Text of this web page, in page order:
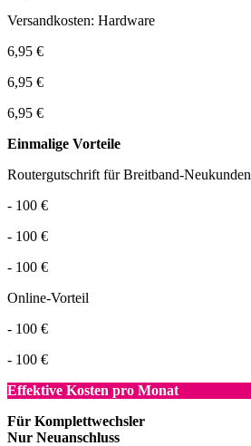
Versandkosten: Hardware
6,95 €
6,95 €
6,95 €
Einmalige Vorteile
Routergutschrift für Breitband-Neukunden
- 100 €
- 100 €
- 100 €
Online-Vorteil
- 100 €
- 100 €
Effektive Kosten pro Monat
Für Komplettwechsler
Nur Neuanschluss